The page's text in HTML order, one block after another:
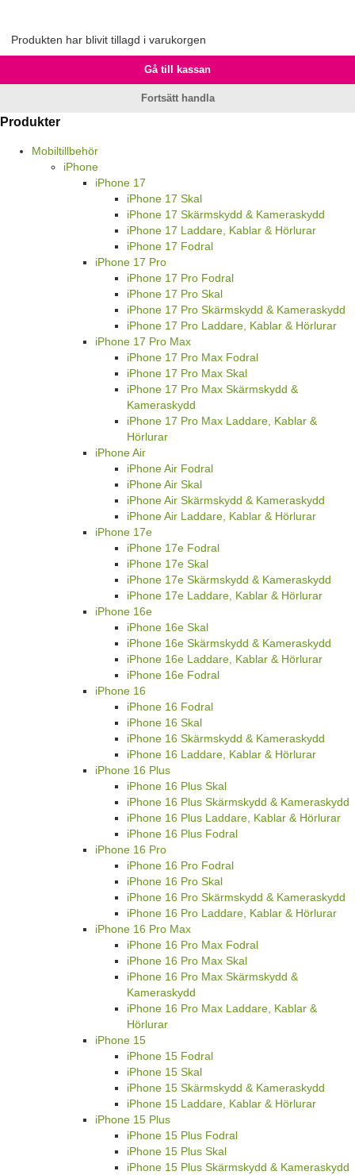
Produkten har blivit tillagd i varukorgen
Gå till kassan
Fortsätt handla
Produkter
Mobiltillbehör
iPhone
iPhone 17
iPhone 17 Skal
iPhone 17 Skärmskydd & Kameraskydd
iPhone 17 Laddare, Kablar & Hörlurar
iPhone 17 Fodral
iPhone 17 Pro
iPhone 17 Pro Fodral
iPhone 17 Pro Skal
iPhone 17 Pro Skärmskydd & Kameraskydd
iPhone 17 Pro Laddare, Kablar & Hörlurar
iPhone 17 Pro Max
iPhone 17 Pro Max Fodral
iPhone 17 Pro Max Skal
iPhone 17 Pro Max Skärmskydd &
Kameraskydd
iPhone 17 Pro Max Laddare, Kablar &
Hörlurar
iPhone Air
iPhone Air Fodral
iPhone Air Skal
iPhone Air Skärmskydd & Kameraskydd
iPhone Air Laddare, Kablar & Hörlurar
iPhone 17e
iPhone 17e Fodral
iPhone 17e Skal
iPhone 17e Skärmskydd & Kameraskydd
iPhone 17e Laddare, Kablar & Hörlurar
iPhone 16e
iPhone 16e Skal
iPhone 16e Skärmskydd & Kameraskydd
iPhone 16e Laddare, Kablar & Hörlurar
iPhone 16e Fodral
iPhone 16
iPhone 16 Fodral
iPhone 16 Skal
iPhone 16 Skärmskydd & Kameraskydd
iPhone 16 Laddare, Kablar & Hörlurar
iPhone 16 Plus
iPhone 16 Plus Skal
iPhone 16 Plus Skärmskydd & Kameraskydd
iPhone 16 Plus Laddare, Kablar & Hörlurar
iPhone 16 Plus Fodral
iPhone 16 Pro
iPhone 16 Pro Fodral
iPhone 16 Pro Skal
iPhone 16 Pro Skärmskydd & Kameraskydd
iPhone 16 Pro Laddare, Kablar & Hörlurar
iPhone 16 Pro Max
iPhone 16 Pro Max Fodral
iPhone 16 Pro Max Skal
iPhone 16 Pro Max Skärmskydd &
Kameraskydd
iPhone 16 Pro Max Laddare, Kablar &
Hörlurar
iPhone 15
iPhone 15 Fodral
iPhone 15 Skal
iPhone 15 Skärmskydd & Kameraskydd
iPhone 15 Laddare, Kablar & Hörlurar
iPhone 15 Plus
iPhone 15 Plus Fodral
iPhone 15 Plus Skal
iPhone 15 Plus Skärmskydd & Kameraskydd